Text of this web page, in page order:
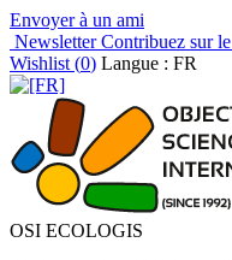
Envoyer à un ami
NewsletterContribuez sur
Wishlist (0) Langue : FR
OSI ECOLOGIS